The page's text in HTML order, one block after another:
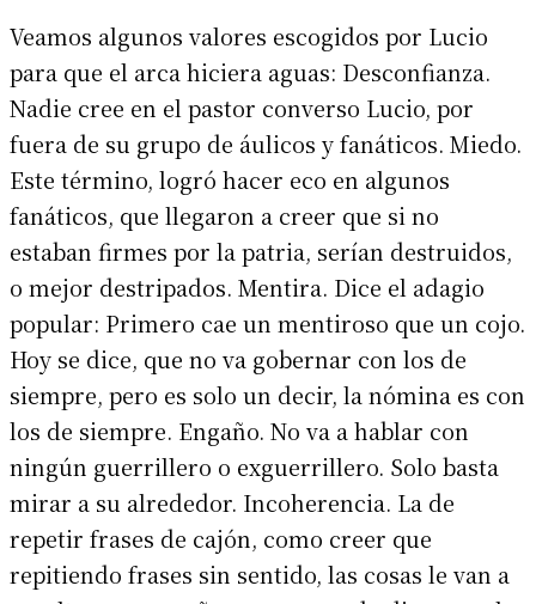
Veamos algunos valores escogidos por Lucio
para que el arca hiciera aguas: Desconfianza.
Nadie cree en el pastor converso Lucio, por
fuera de su grupo de áulicos y fanáticos. Miedo.
Este término, logró hacer eco en algunos
fanáticos, que llegaron a creer que si no
estaban firmes por la patria, serían destruidos,
o mejor destripados. Mentira. Dice el adagio
popular: Primero cae un mentiroso que un cojo.
Hoy se dice, que no va gobernar con los de
siempre, pero es solo un decir, la nómina es con
los de siempre. Engaño. No va a hablar con
ningún guerrillero o exguerrillero. Solo basta
mirar a su alrededor. Incoherencia. La de
repetir frases de cajón, como creer que
repitiendo frases sin sentido, las cosas le van a